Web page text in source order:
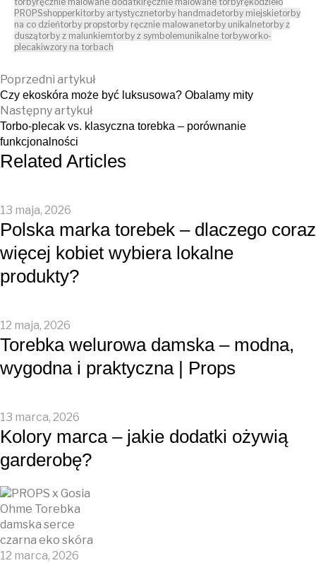
PROPSshopperkitorby artystycznetorby handmadetorby miejskietorby
na co dzieńtorby propstorby ręcznie malowanetorby unikalnetorby z
duszątorby z malunkiemtorby z symbolemunikalne torbyworko-
plecakiwzory na torbach
Poprzedni artykuł
Czy ekoskóra może być luksusowa? Obalamy mity
Następny artykuł
Torbo-plecak vs. klasyczna torebka – porównanie
funkcjonalności
Related Articles
13 maja, 2026
Polska marka torebek – dlaczego coraz
więcej kobiet wybiera lokalne
produkty?
12 maja, 2026
Torebka welurowa damska – modna,
wygodna i praktyczna | Props
13 marca, 2026
Kolory marca – jakie dodatki ożywią
garderobę?
12 marca, 2026